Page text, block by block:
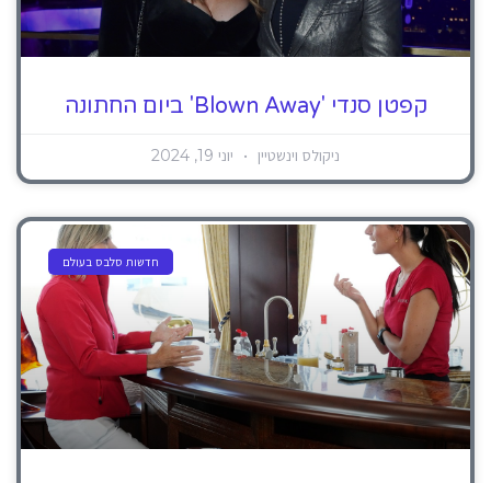
קפטן סנדי 'Blown Away' ביום החתונה
ניקולס וינשטיין יוני 19, 2024
חדשות סלבס בעולם